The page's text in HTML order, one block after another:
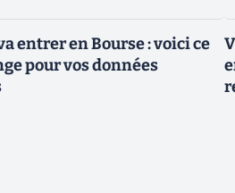
entrer en Bourse : voici ce
pour vos données